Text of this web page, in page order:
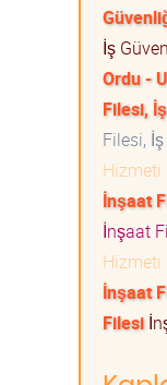
İş
Ordu -
Filesi,
Filesi,
Hizmeti
İnşaat
İnşaat
Hizmeti
İnşaat
Filesi